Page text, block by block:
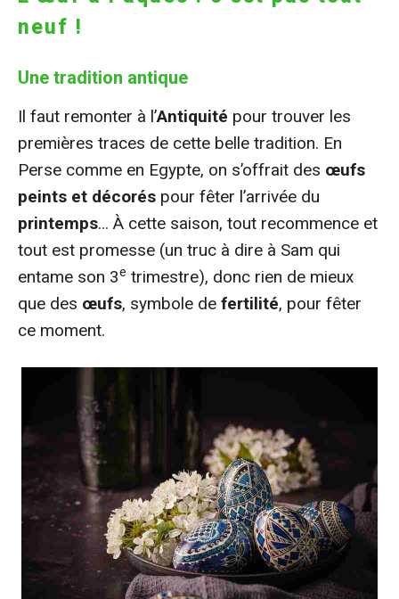
neuf !
Une tradition antique
Il faut remonter à l’Antiquité pour trouver les
premières traces de cette belle tradition. En
Perse comme en Egypte, on s’offrait des œufs
peints et décorés pour fêter l’arrivée du
printemps… À cette saison, tout recommence et
tout est promesse (un truc à dire à Sam qui
entame son 3e trimestre), donc rien de mieux
que des œufs, symbole de fertilité, pour fêter
ce moment.